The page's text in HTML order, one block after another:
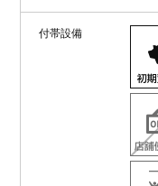
付帯設備